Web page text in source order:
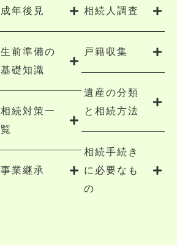
成年後見
生前準備の
基礎知識
相続対策一
覧
事業継承
相続人調査
戸籍収集
遺産の分類
と相続方法
相続手続き
に必要なも
の